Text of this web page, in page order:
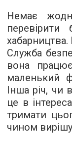
Немає
Служба
вона
маленький
Інша річ, чи
це в
тримати
чином